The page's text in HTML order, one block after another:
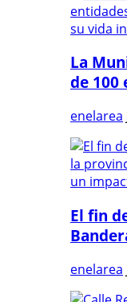
La
de 100
enelarea
El fin
enelarea